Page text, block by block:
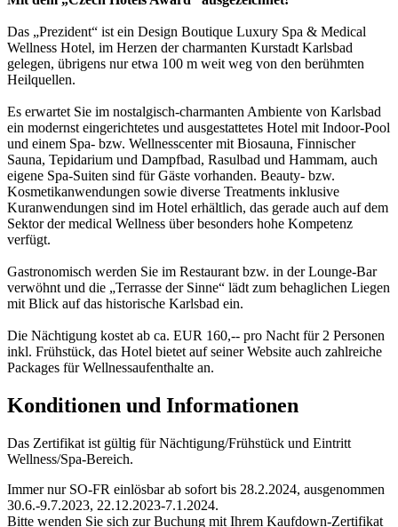
Das „Prezident“ ist ein Design Boutique Luxury Spa & Medical
Wellness Hotel, im Herzen der charmanten Kurstadt Karlsbad
gelegen, übrigens nur etwa 100 m weit weg von den berühmten
Heilquellen.
Es erwartet Sie im nostalgisch-charmanten Ambiente von Karlsbad
ein modernst eingerichtetes und ausgestattetes Hotel mit Indoor-Pool
und einem Spa- bzw. Wellnesscenter mit Biosauna, Finnischer
Sauna, Tepidarium und Dampfbad, Rasulbad und Hammam, auch
eigene Spa-Suiten sind für Gäste vorhanden. Beauty- bzw.
Kosmetikanwendungen sowie diverse Treatments inklusive
Kuranwendungen sind im Hotel erhältlich, das gerade auch auf dem
Sektor der medical Wellness über besonders hohe Kompetenz
verfügt.
Gastronomisch werden Sie im Restaurant bzw. in der Lounge-Bar
verwöhnt und die „Terrasse der Sinne“ lädt zum behaglichen Liegen
mit Blick auf das historische Karlsbad ein.
Die Nächtigung kostet ab ca. EUR 160,-- pro Nacht für 2 Personen
inkl. Frühstück, das Hotel bietet auf seiner Website auch zahlreiche
Packages für Wellnessaufenthalte an.
Konditionen und Informationen
Das Zertifikat ist gültig für Nächtigung/Frühstück und Eintritt
Wellness/Spa-Bereich.
Immer nur SO-FR einlösbar ab sofort bis 28.2.2024, ausgenommen
30.6.-9.7.2023, 22.12.2023-7.1.2024.
Bitte wenden Sie sich zur Buchung mit Ihrem Kaufdown-Zertifikat